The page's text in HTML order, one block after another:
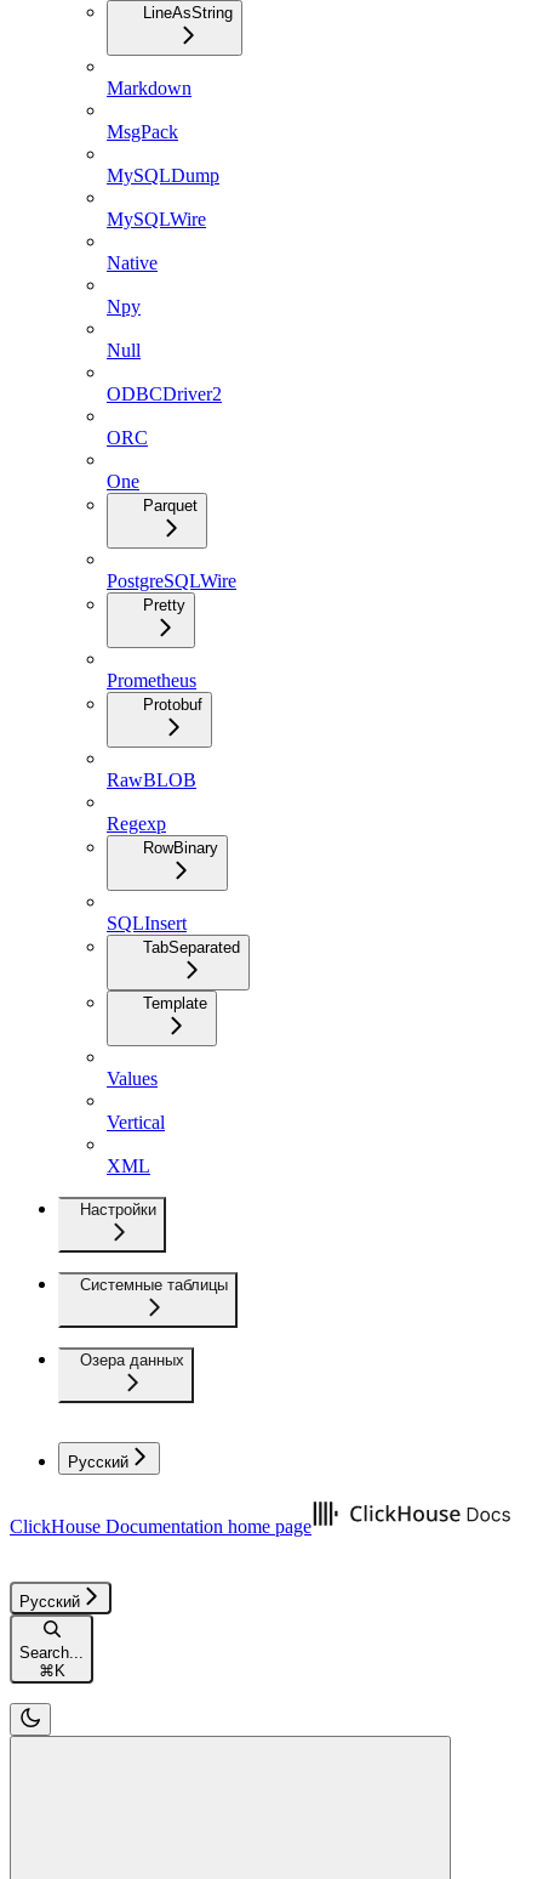
LineAsString
Markdown
MsgPack
MySQLDump
MySQLWire
Native
Npy
Null
ODBCDriver2
ORC
One
Parquet
PostgreSQLWire
Pretty
Prometheus
Protobuf
RawBLOB
Regexp
RowBinary
SQLInsert
TabSeparated
Template
Values
Vertical
XML
Настройки
Системные таблицы
Озера данных
Русский
ClickHouse Documentation home page
Русский
Search...
⌘K